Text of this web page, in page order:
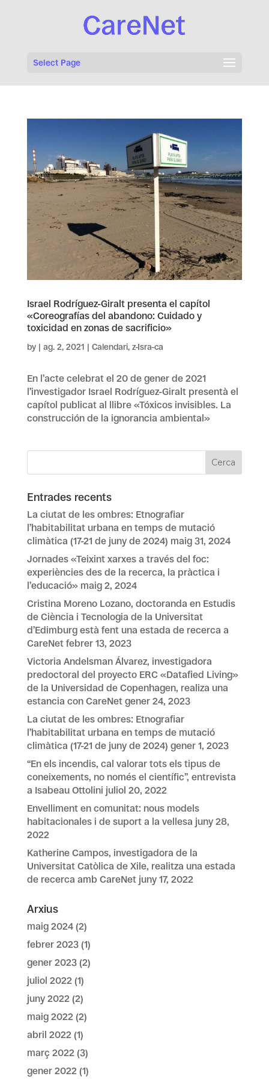
Select Page
Israel Rodríguez-Giralt presenta el capítol
«Coreografías del abandono: Cuidado y
toxicidad en zonas de sacrificio»
by | ag. 2, 2021 | Calendari, z-Isra-ca
En l’acte celebrat el 20 de gener de 2021
l’investigador Israel Rodríguez-Giralt presentà el
capítol publicat al llibre «Tóxicos invisibles. La
construcción de la ignorancia ambiental»
Entrades recents
La ciutat de les ombres: Etnografiar
l’habitabilitat urbana en temps de mutació
climàtica (17-21 de juny de 2024) maig 31, 2024
Jornades «Teixint xarxes a través del foc:
experiències des de la recerca, la pràctica i
l’educació» maig 2, 2024
Cristina Moreno Lozano, doctoranda en Estudis
de Ciència i Tecnologia de la Universitat
d’Edimburg està fent una estada de recerca a
CareNet febrer 13, 2023
Victoria Andelsman Álvarez, investigadora
predoctoral del proyecto ERC «Datafied Living»
de la Universidad de Copenhagen, realiza una
estancia con CareNet gener 24, 2023
La ciutat de les ombres: Etnografiar
l’habitabilitat urbana en temps de mutació
climàtica (17-21 de juny de 2024) gener 1, 2023
“En els incendis, cal valorar tots els tipus de
coneixements, no només el científic”, entrevista
a Isabeau Ottolini juliol 20, 2022
Envelliment en comunitat: nous models
habitacionales i de suport a la vellesa juny 28,
2022
Katherine Campos, investigadora de la
Universitat Catòlica de Xile, realitza una estada
de recerca amb CareNet juny 17, 2022
Arxius
maig 2024(2)
febrer 2023(1)
gener 2023(2)
juliol 2022(1)
juny 2022(2)
maig 2022(2)
abril 2022(1)
març 2022(3)
gener 2022(1)